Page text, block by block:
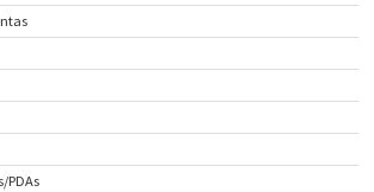
PDAs